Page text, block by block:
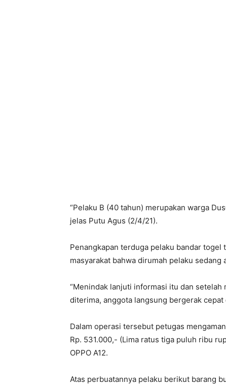
“Pelaku B (40 tahun) merupakan warga
jelas Putu Agus (2/4/21).
Penangkapan terduga pelaku bandar
masyarakat bahwa dirumah pelaku sedang
“Menindak lanjuti informasi itu dan
diterima, anggota langsung bergerak cepat
Dalam operasi tersebut petugas
Rp. 531.000,- (Lima ratus tiga puluh ribu
OPPO A12.
Atas perbuatannya pelaku berikut barang